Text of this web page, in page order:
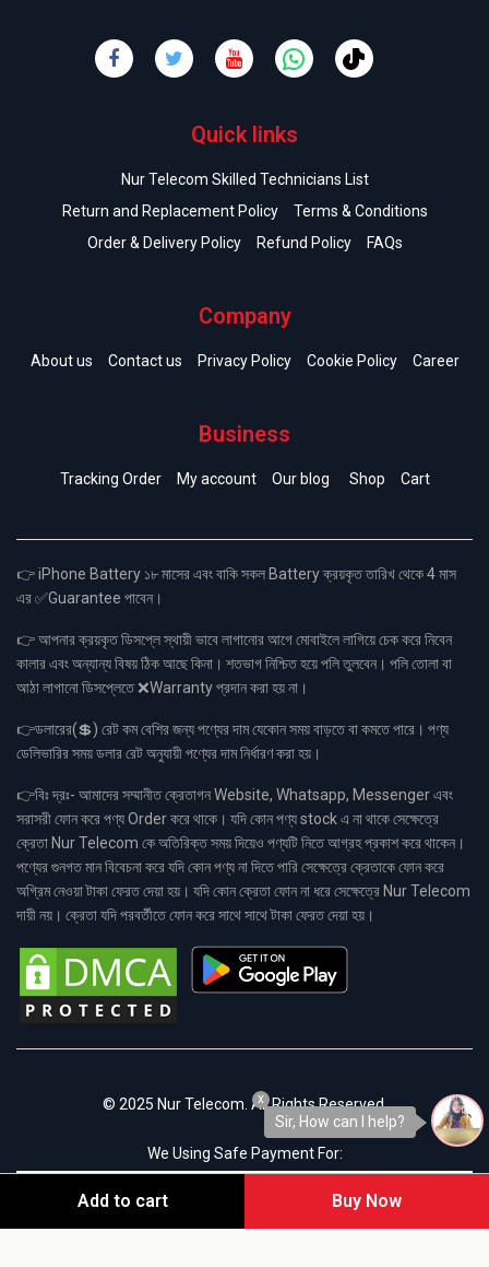
Quick links
Nur Telecom Skilled Technicians List
Return and Replacement Policy
Terms & Conditions
Order & Delivery Policy
Refund Policy FAQs
Company
About us Contact us Privacy Policy Cookie Policy Career
Business
Tracking Order My account Our blog Shop Cart
👉 iPhone Battery ১৮ মাসের এবং বাকি সকল Battery ক্রয়কৃত তারিখ থেকে 4 মাস
এর ✅Guarantee পাবেন।
👉 আপনার ক্রয়কৃত ডিসপ্লে স্থায়ী ভাবে লাগানোর আগে মোবাইলে লাগিয়ে চেক করে নিবেন
কালার এবং অন্যান্য বিষয় ঠিক আছে কিনা। শতভাগ নিশ্চিত হয়ে পলি তুলবেন। পলি তোলা বা
আঠা লাগানো ডিসপ্লেতে ❌Warranty প্রদান করা হয় না।
👉ডলারের(💲) রেট কম বেশির জন্য পণ্যের দাম যেকোন সময় বাড়তে বা কমতে পারে। পণ্য
ডেলিভারির সময় ডলার রেট অনুযায়ী পণ্যের দাম নির্ধারণ করা হয়।
👉বিঃ দ্রঃ- আমাদের সম্মানীত ক্রেতাগন Website, Whatsapp, Messenger এবং
সরাসরী ফোন করে পণ্য Order করে থাকে। যদি কোন পণ্য stock এ না থাকে সেক্ষেত্রে
ক্রেতা Nur Telecom কে অতিরিক্ত সময় দিয়েও পণ্যটি নিতে আগ্রহ প্রকাশ করে থাকেন।
পণ্যের গুনগত মান বিবেচনা করে যদি কোন পণ্য না দিতে পারি সেক্ষেত্রে ক্রেতাকে ফোন করে
অগ্রিম নেওয়া টাকা ফেরত দেয়া হয়। যদি কোন ক্রেতা ফোন না ধরে সেক্ষেত্রে Nur Telecom
দায়ী নয়। ক্রেতা যদি পরবর্তীতে ফোন করে সাথে সাথে টাকা ফেরত দেয়া হয়।
© 2025 Nur Telecom. All Rights Reserved.
We Using Safe Payment For:
Add to cart Buy Now
Sir, How can I help?
x